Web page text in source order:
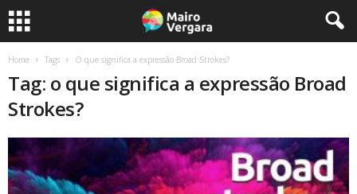
Home Tags O que significa a expressão Broad Strokes?
Tag: o que significa a expressão Broad
Strokes?